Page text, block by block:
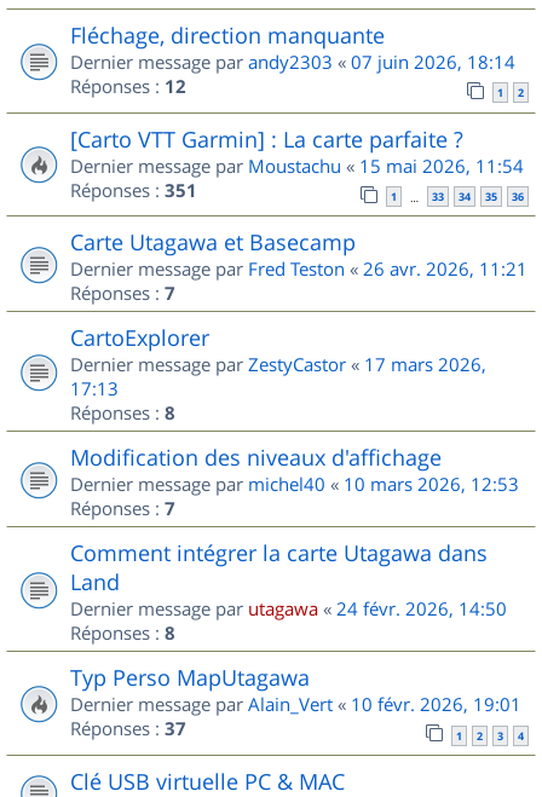
Fléchage, direction manquante
Dernier message par andy2303 « 07 juin 2026, 18:14
Réponses : 12 1 2
[Carto VTT Garmin] : La carte parfaite ?
Dernier message par Moustachu « 15 mai 2026, 11:54
Réponses : 351 1 … 33 34 35 36
Carte Utagawa et Basecamp
Dernier message par Fred Teston « 26 avr. 2026, 11:21
Réponses : 7
CartoExplorer
Dernier message par ZestyCastor « 17 mars 2026,
17:13
Réponses : 8
Modification des niveaux d'affichage
Dernier message par michel40 « 10 mars 2026, 12:53
Réponses : 7
Comment intégrer la carte Utagawa dans
Land
Dernier message par utagawa « 24 févr. 2026, 14:50
Réponses : 8
Typ Perso MapUtagawa
Dernier message par Alain_Vert « 10 févr. 2026, 19:01
Réponses : 37 1 2 3 4
Clé USB virtuelle PC & MAC